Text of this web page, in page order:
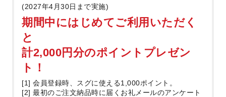
(2027年4月30日まで実施)
期間中にはじめてご利用いただく
と
計2,000円分のポイントプレゼン
ト！
[1] 会員登録時、スグに使える1,000ポイント。
[2] 最初のご注文納品時に届くお礼メールのアンケート